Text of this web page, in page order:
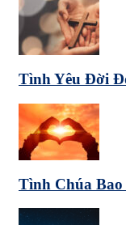
Tình Yêu Đời
Tình Chúa Bao